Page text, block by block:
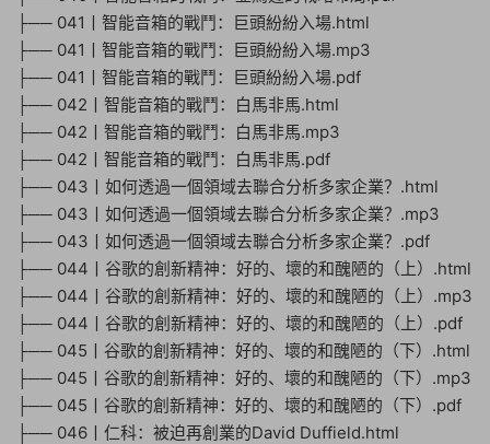
├── 041丨智能音箱的戰鬥：巨頭紛紛入場.html
├── 041丨智能音箱的戰鬥：巨頭紛紛入場.mp3
├── 041丨智能音箱的戰鬥：巨頭紛紛入場.pdf
├── 042丨智能音箱的戰鬥：白馬非馬.html
├── 042丨智能音箱的戰鬥：白馬非馬.mp3
├── 042丨智能音箱的戰鬥：白馬非馬.pdf
├── 043丨如何透過一個領域去聯合分析多家企業？.html
├── 043丨如何透過一個領域去聯合分析多家企業？.mp3
├── 043丨如何透過一個領域去聯合分析多家企業？.pdf
├── 044丨谷歌的創新精神：好的、壞的和醜陋的（上）.html
├── 044丨谷歌的創新精神：好的、壞的和醜陋的（上）.mp3
├── 044丨谷歌的創新精神：好的、壞的和醜陋的（上）.pdf
├── 045丨谷歌的創新精神：好的、壞的和醜陋的（下）.html
├── 045丨谷歌的創新精神：好的、壞的和醜陋的（下）.mp3
├── 045丨谷歌的創新精神：好的、壞的和醜陋的（下）.pdf
├── 046丨仁科：被迫再創業的David Duffield.html